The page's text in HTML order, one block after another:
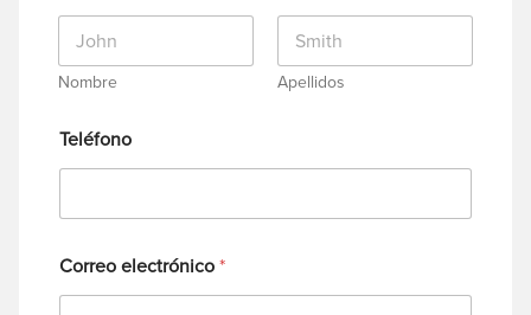
Nombre Apellidos
Teléfono
Correo electrónico*